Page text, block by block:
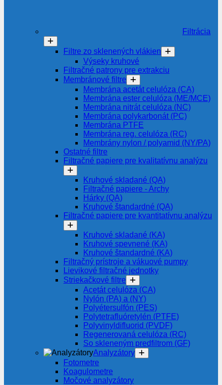
Filtrácia
Filtre zo sklenených vlákien
Výseky kruhové
Filtračné patrony pre extrakciu
Membránové filtre
Membrána acetát celulóza (CA)
Membrána ester celulóza (ME/MCE)
Membrána nitrát celulóza (NC)
Membrána polykarbonát (PC)
Membrána PTFE
Membrána reg. celulóza (RC)
Membrány nylon / polyamid (NY/PA)
Ostatné filtre
Filtračné papiere pre kvalitatívnu analýzu
Kruhové skladané (QA)
Filtračné papiere - Archy
Hárky (QA)
Kruhové štandardné (QA)
Filtračné papiere pre kvantitatívnu analýzu
Kruhové skladané (KA)
Kruhové spevnené (KA)
Kruhové štandardné (KA)
Filtračný prístroje a vákuové pumpy
Lievikové filtračné jednotky
Striekačkové filtre
Acetát celulóza (CA)
Nylón (PA) a (NY)
Polyétersulfón (PES)
Polytetrafluóretylén (PTFE)
Polyvinyldifluorid (PVDF)
Regenerovaná celulóza (RC)
So skleneným predfiltrom (GF)
Analyzátory
Fotometre
Koagulometre
Močové analyzátory